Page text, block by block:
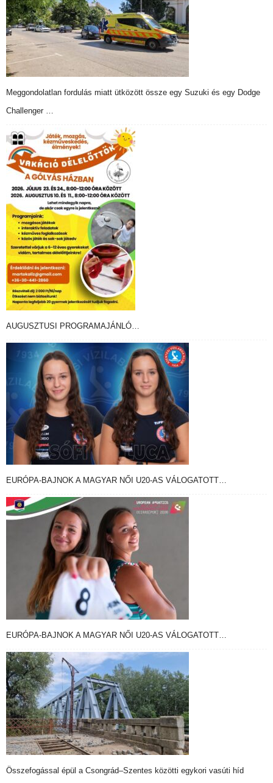
Meggondolatlan fordulás miatt ütközött össze egy Suzuki és egy Dodge
Challenger …
AUGUSZTUSI PROGRAMAJÁNLÓ…
EURÓPA-BAJNOK A MAGYAR NŐI U20-AS VÁLOGATOTT…
EURÓPA-BAJNOK A MAGYAR NŐI U20-AS VÁLOGATOTT…
Összefogással épül a Csongrád–Szentes közötti egykori vasúti híd